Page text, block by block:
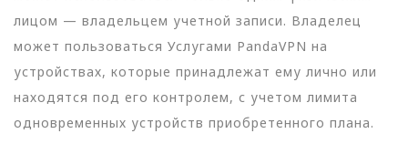
лицом — владельцем учетной записи. Владелец
может пользоваться Услугами PandaVPN на
устройствах, которые принадлежат ему лично или
находятся под его контролем, с учетом лимита
одновременных устройств приобретенного плана.